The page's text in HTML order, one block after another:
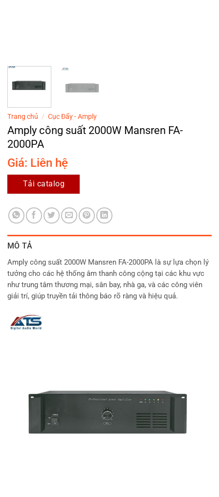
Trang chủ / Cục Đẩy - Amply
Amply công suất 2000W Mansren FA-
2000PA
Giá: Liên hệ
Tải catalog
MÔ TẢ
Amply công suất 2000W Mansren FA-2000PA là sự lựa chọn lý
tưởng cho các hệ thống âm thanh công cộng tại các khu vực
như trung tâm thương mại, sân bay, nhà ga, và các công viên
giải trí, giúp truyền tải thông báo rõ ràng và hiệu quả.